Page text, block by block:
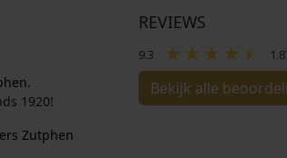
.
1920!
Zutphen
REVIEWS
9.3
Bekijk alle